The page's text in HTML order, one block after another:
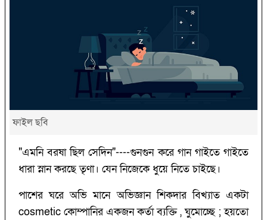
ফাইল ছবি
"এমনি বরষা ছিল সেদিন"----গুনগুন করে গান গাইতে গাইতে
ধারা স্নান করছে তৃণা। যেন নিজেকে ধুয়ে নিতে চাইছে।
পাশের ঘরে অভি মানে অভিজ্ঞান শিকদার বিখ্যাত একটা
cosmetic কোম্পানির একজন কর্তা ব্যক্তি , ঘুমোচ্ছে ; হয়তো